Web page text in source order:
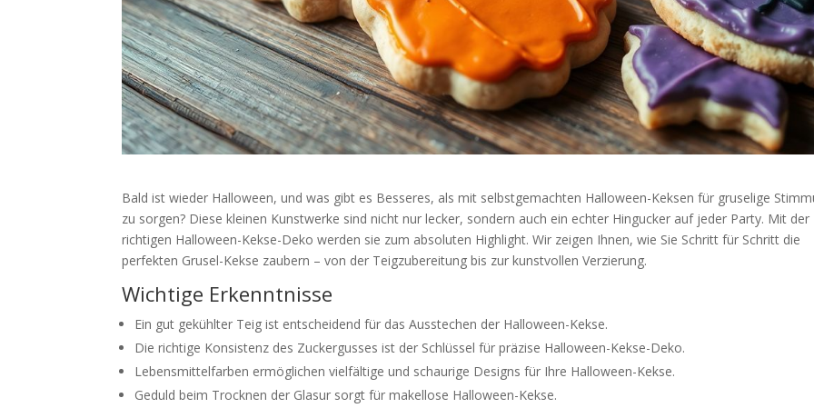
Bald ist wieder Halloween, und was gibt es Besseres, als mit selbstgemachten Halloween-Keksen für gruselige
zu sorgen? Diese kleinen Kunstwerke sind nicht nur lecker, sondern auch ein echter Hingucker auf jeder Party. Mit der
richtigen Halloween-Kekse-Deko werden sie zum absoluten Highlight. Wir zeigen Ihnen, wie Sie Schritt für Schritt die
perfekten Grusel-Kekse zaubern – von der Teigzubereitung bis zur kunstvollen Verzierung.
Wichtige Erkenntnisse
Ein gut gekühlter Teig ist entscheidend für das Ausstechen der Halloween-Kekse.
Die richtige Konsistenz des Zuckergusses ist der Schlüssel für präzise Halloween-Kekse-Deko.
Lebensmittelfarben ermöglichen vielfältige und schaurige Designs für Ihre Halloween-Kekse.
Geduld beim Trocknen der Glasur sorgt für makellose Halloween-Kekse.